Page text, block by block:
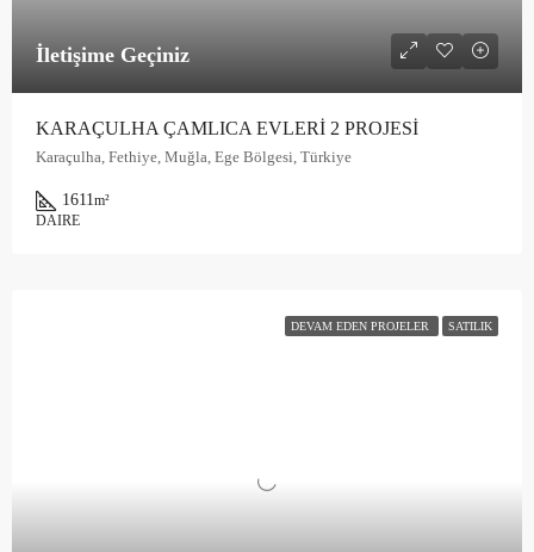
İletişime Geçiniz
KARAÇULHA ÇAMLICA EVLERİ 2 PROJESİ
Karaçulha, Fethiye, Muğla, Ege Bölgesi, Türkiye
1611m²
DAIRE
DEVAM EDEN PROJELER SATILIK